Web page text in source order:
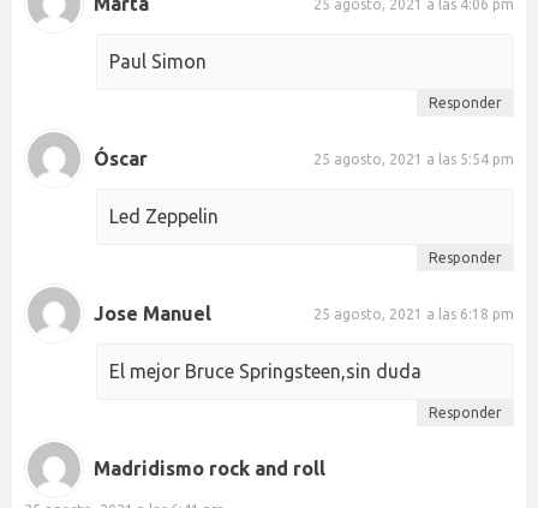
25 agosto, 2021 a las 4:06 pm
Paul Simon
Responder
Óscar 25 agosto, 2021 a las 5:54 pm
Led Zeppelin
Responder
Jose Manuel 25 agosto, 2021 a las 6:18 pm
El mejor Bruce Springsteen,sin duda
Responder
Madridismo rock and roll